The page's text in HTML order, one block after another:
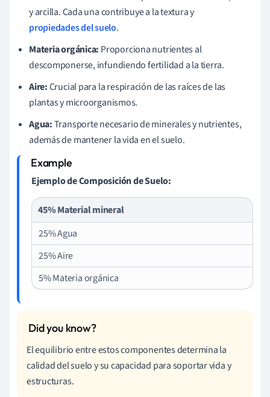
y arcilla. Cada una contribuye a la textura y
propiedades del suelo.
Materia orgánica: Proporciona nutrientes al
descomponerse, infundiendo fertilidad a la tierra.
Aire:Crucial para la respiración de las raíces de las
plantas y microorganismos.
Agua:Transporte necesario de minerales y nutrientes,
además de mantener la vida en el suelo.
Ejemplo de Composición de Suelo:
45% Material mineral
25% Agua
25% Aire
5% Materia orgánica
El equilibrio entre estos componentes determina la
calidad del suelo y su capacidad para soportar vida y
estructuras.